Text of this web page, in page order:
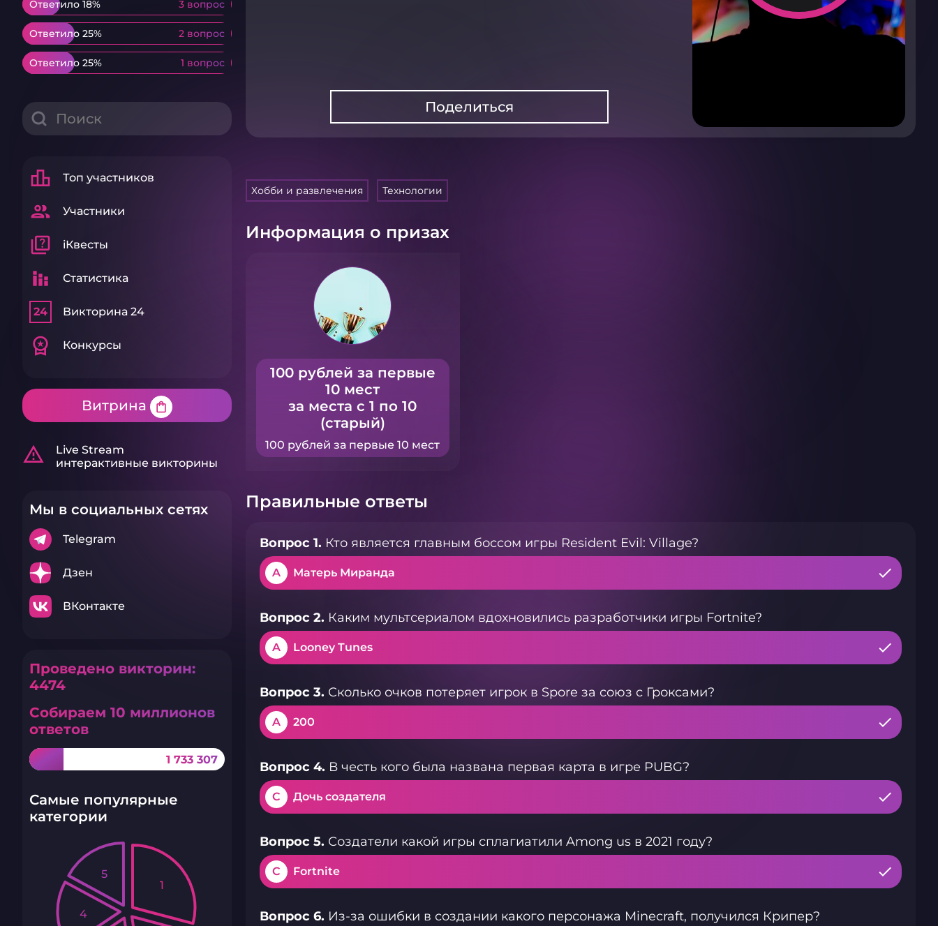
Ответило 18% 3 вопрос
Ответило 18% 3 вопрос
Ответило 25% 2 вопрос
Ответило 25% 2 вопрос
Ответило 25% 1 вопрос
Ответило 25% 1 вопрос
leaderboard Топ участников
group Участники
quiz iКвесты
stacked_bar_chart Статистика
24 Викторина 24
workspace_premium Конкурсы
Витрина shopping_bag
warning_amber
Live Stream
интерактивные викторины
Мы в социальных сетях
Telegram
Дзен
ВКонтакте
Проведено викторин:
4474
Собираем 10 миллионов
ответов
1 733 307
Самые популярные
категории
1
4
5
Поделиться
Хобби и развлечения Технологии
Информация о призах
100 рублей за первые
10 мест
за места с 1 по 10
(старый)
100 рублей за первые 10 мест
Правильные ответы
Вопрос 1. Кто является главным боссом игры Resident Evil: Village?
A Матерь Миранда
Вопрос 2. Каким мультсериалом вдохновились разработчики игры Fortnite?
A Looney Tunes
Вопрос 3. Сколько очков потеряет игрок в Spore за союз с Гроксами?
A 200
Вопрос 4. В честь кого была названа первая карта в игре PUBG?
C Дочь создателя
Вопрос 5. Создатели какой игры сплагиатили Among us в 2021 году?
C Fortnite
Вопрос 6. Из-за ошибки в создании какого персонажа Minecraft, получился Крипер?